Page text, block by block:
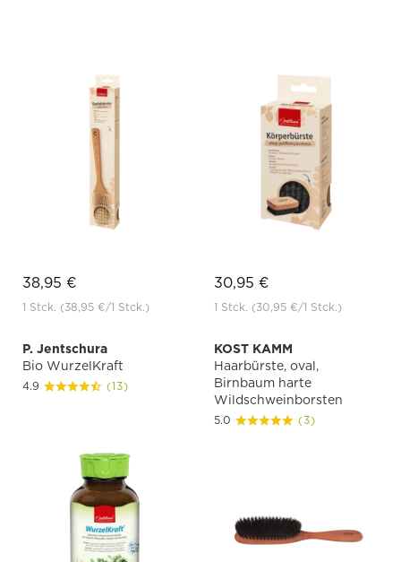
38,95 €
1 Stck. (38,95 €/1 Stck.)
30,95 €
1 Stck. (30,95 €/1 Stck.)
P. Jentschura
Bio WurzelKraft
4.9 (13)
KOST KAMM
Haarbürste, oval,
Birnbaum harte
Wildschweinborsten
5.0 (3)